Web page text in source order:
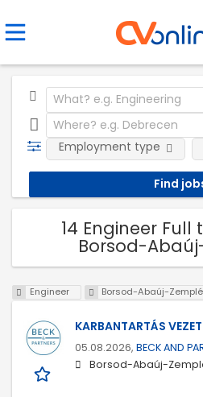
Employment type
14 Engineer Full
Borsod-
Engineer Borsod-Abaúj-
KARBANTARTÁS
05.08.2026, BECK AND
Borsod-Abaúj-